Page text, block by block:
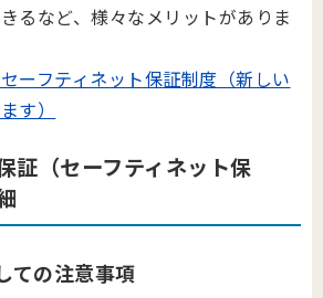
るなど、様々なメリットがありま
ーフティネット保証制度（新しい
す）
証（セーフティネット保
ての注意事項